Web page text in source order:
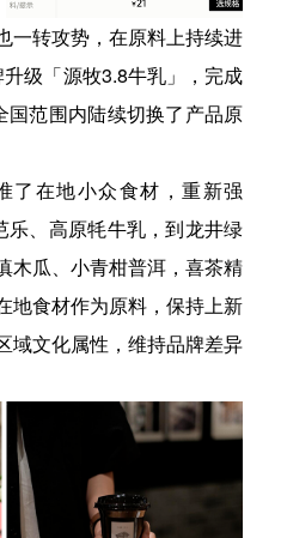
一转攻势，在原料上持续进
级「源牧3.8牛乳」，完成
国范围内陆续切换了产品原
了在地小众食材，重新强
乐、高原牦牛乳，到龙井绿
木瓜、小青柑普洱，喜茶精
地食材作为原料，保持上新
域文化属性，维持品牌差异